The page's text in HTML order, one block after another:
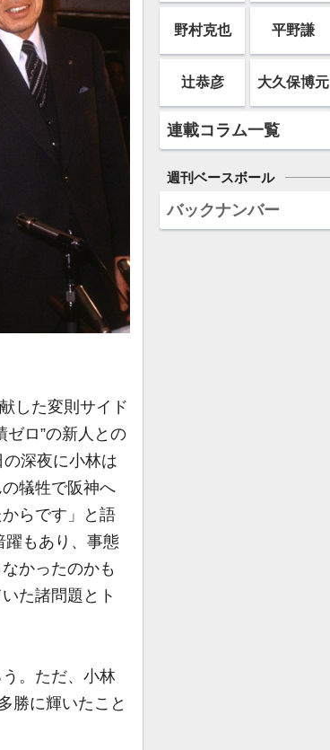
した変則サイド
ゼロ”の新人との
深夜に小林は
犠牲で阪神へ
らです」と語
躍もあり、事態
かったのかも
た諸問題とト
。ただ、小林
勝に輝いたこと
野村克也 平野謙
辻恭彦 大久保博元
連載コラム一覧
週刊ベースボール
バックナンバー